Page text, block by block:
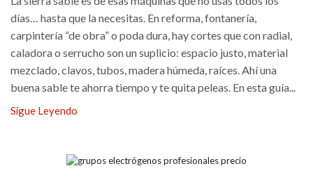
días… hasta que la necesitas. En reforma, fontanería,
carpintería “de obra” o poda dura, hay cortes que con radial,
caladora o serrucho son un suplicio: espacio justo, material
mezclado, clavos, tubos, madera húmeda, raíces. Ahí una
buena sable te ahorra tiempo y te quita peleas. En esta guía...
Sigue Leyendo